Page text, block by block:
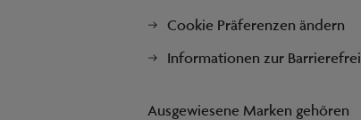
Cookie Präferenzen ändern
Informationen zur
Ausgewiesene Marken gehören